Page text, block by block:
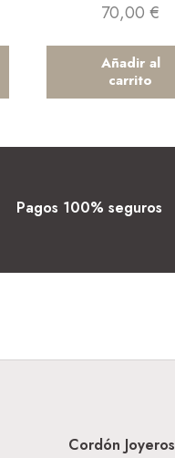
70,00€
Añadir al
carrito
Pagos 100% seguros
Cordón Joyeros